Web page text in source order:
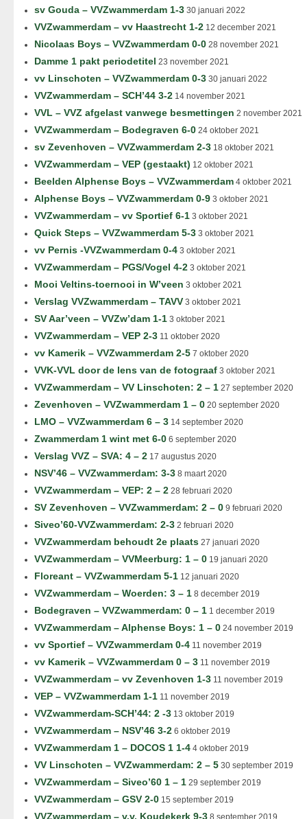
sv Gouda – VVZwammerdam 1-3 30 januari 2022
VVZwammerdam – vv Haastrecht 1-2 12 december 2021
Nicolaas Boys – VVZwammerdam 0-0 28 november 2021
Damme 1 pakt periodetitel 23 november 2021
vv Linschoten – VVZwammerdam 0-3 30 januari 2022
VVZwammerdam – SCH’44 3-2 14 november 2021
VVL – VVZ afgelast vanwege besmettingen 2 november 2021
VVZwammerdam – Bodegraven 6-0 24 oktober 2021
sv Zevenhoven – VVZwammerdam 2-3 18 oktober 2021
VVZwammerdam – VEP (gestaakt) 12 oktober 2021
Beelden Alphense Boys – VVZwammerdam 4 oktober 2021
Alphense Boys – VVZwammerdam 0-9 3 oktober 2021
VVZwammerdam – vv Sportief 6-1 3 oktober 2021
Quick Steps – VVZwammerdam 5-3 3 oktober 2021
vv Pernis -VVZwammerdam 0-4 3 oktober 2021
VVZwammerdam – PGS/Vogel 4-2 3 oktober 2021
Mooi Veltins-toernooi in W’veen 3 oktober 2021
Verslag VVZwammerdam – TAVV 3 oktober 2021
SV Aar’veen – VVZw’dam 1-1 3 oktober 2021
VVZwammerdam – VEP 2-3 11 oktober 2020
vv Kamerik – VVZwammerdam 2-5 7 oktober 2020
VVK-VVL door de lens van de fotograaf 3 oktober 2021
VVZwammerdam – VV Linschoten: 2 – 1 27 september 2020
Zevenhoven – VVZwammerdam 1 – 0 20 september 2020
LMO – VVZwammerdam 6 – 3 14 september 2020
Zwammerdam 1 wint met 6-0 6 september 2020
Verslag VVZ – SVA: 4 – 2 17 augustus 2020
NSV’46 – VVZwammerdam: 3-3 8 maart 2020
VVZwammerdam – VEP: 2 – 2 28 februari 2020
SV Zevenhoven – VVZwammerdam: 2 – 0 9 februari 2020
Siveo’60-VVZwammerdam: 2-3 2 februari 2020
VVZwammerdam behoudt 2e plaats 27 januari 2020
VVZwammerdam – VVMeerburg: 1 – 0 19 januari 2020
Floreant – VVZwammerdam 5-1 12 januari 2020
VVZwammerdam – Woerden: 3 – 1 8 december 2019
Bodegraven – VVZwammerdam: 0 – 1 1 december 2019
VVZwammerdam – Alphense Boys: 1 – 0 24 november 2019
vv Sportief – VVZwammerdam 0-4 11 november 2019
vv Kamerik – VVZwammerdam 0 – 3 11 november 2019
VVZwammerdam – vv Zevenhoven 1-3 11 november 2019
VEP – VVZwammerdam 1-1 11 november 2019
VVZwammerdam-SCH’44: 2 -3 13 oktober 2019
VVZwammerdam – NSV’46 3-2 6 oktober 2019
VVZwammerdam 1 – DOCOS 1 1-4 4 oktober 2019
VV Linschoten – VVZwammerdam: 2 – 5 30 september 2019
VVZwammerdam – Siveo’60 1 – 1 29 september 2019
VVZwammerdam – GSV 2-0 15 september 2019
VVZwammerdam – v.v. Koudekerk 9-3 8 september 2019